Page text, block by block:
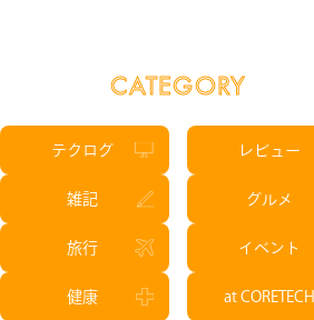
CATEGORY
テクログ レビュー
雑記 グルメ
旅行 イベント
健康 at CORETECH